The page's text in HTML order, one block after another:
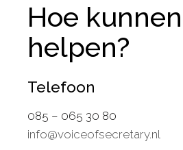
Hoe
helpen?
Telefoon
085 – 065 30 80
info@voiceofsecretary.nl